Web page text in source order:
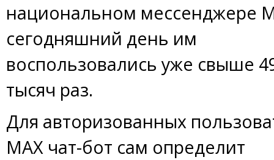
национальном мессенджере
сегодняшний день им
воспользовались уже свыше
тысяч раз.
Для авторизованных
MАХ чат-бот сам определит